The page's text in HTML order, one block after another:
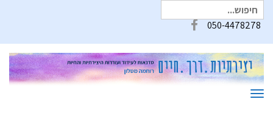
חיפוש
עבור:
050-4478278
Facebook
תפריט